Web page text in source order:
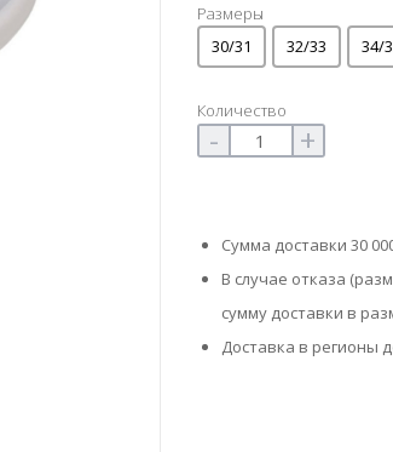
Размеры
30/31
32/33 34/
Количество
- +
Сумма доставки 30
В случае отказа
сумму доставки в
Доставка в регионы